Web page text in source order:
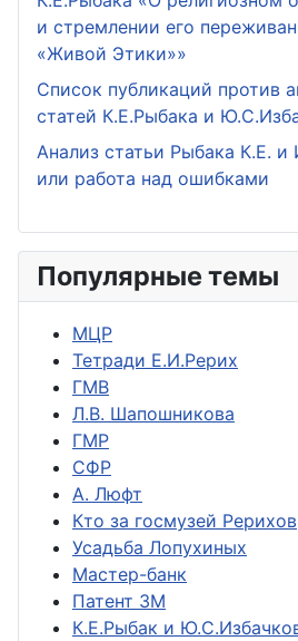
и стремлении его
«Живой Этики»»
Список публикаций против
статей К.Е.Рыбака и
Анализ статьи Рыбака К.Е.
или работа над ошибками
Популярные темы
МЦР
Тетради Е.И.Рерих
ГМВ
Л.В. Шапошникова
ГМР
СФР
А. Люфт
Кто за госмузей Рерихов
Усадьба Лопухиных
Мастер-банк
Патент ЗМ
К.Е.Рыбак и